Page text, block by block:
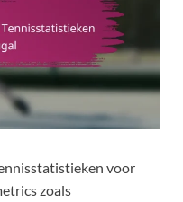
voor
zoals